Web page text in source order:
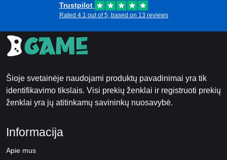
Trustpilot
Rated 4.1 out of 5, based on 13 reviews
Šioje svetainėje naudojami produktų pavadinimai yra tik
identifikavimo tikslais. Visi prekių ženklai ir registruoti prekių
ženklai yra jų atitinkamų savininkų nuosavybė.
Informacija
Apie mus